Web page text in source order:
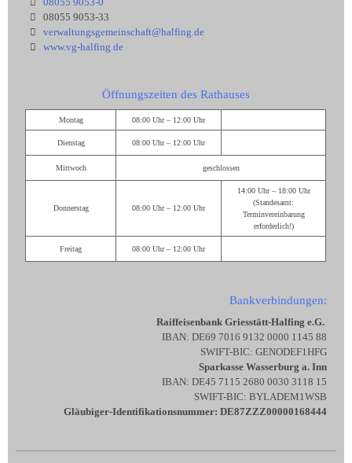
08055 9053-0
08055 9053-33
verwaltungsgemeinschaft@halfing.de
www.vg-halfing.de
Öffnungszeiten des Rathauses
Montag 08:00 Uhr – 12:00 Uhr
Dienstag 08:00 Uhr – 12:00 Uhr
Mittwoch geschlossen
Donnerstag 08:00 Uhr – 12:00 Uhr
14:00 Uhr – 18:00 Uhr
(Standesamt:
Terminvereinbarung
erforderlich!)
Freitag 08:00 Uhr – 12:00 Uhr
Bankverbindungen:
Raiffeisenbank Griesstätt-Halfing e.G.
IBAN: DE69 7016 9132 0000 1145 88
SWIFT-BIC: GENODEF1HFG
Sparkasse Wasserburg a. Inn
IBAN: DE45 7115 2680 0030 3118 15
SWIFT-BIC: BYLADEM1WSB
Gläubiger-Identifikationsnummer: DE87ZZZ00000168444